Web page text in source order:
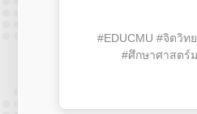
#EDUCMU #จิตวิท
#ศึกษาศาสตร์